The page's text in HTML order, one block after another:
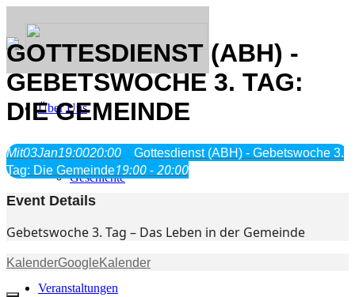
Über Uns
Was wir glauben
Jesus Christus
Geschichte
Veranstaltungen
GOTTESDIENST (ABH) -
GEBETSWOCHE 3. TAG:
DIE GEMEINDE
Mit03Jan19:0020:00
Gottesdienst (ABH) - Gebetswoche 3.
Tag: Die Gemeinde19:00 - 20:00
Event Details
Gebetswoche 3. Tag – Das Leben in der Gemeinde
KalenderGoogleKalender